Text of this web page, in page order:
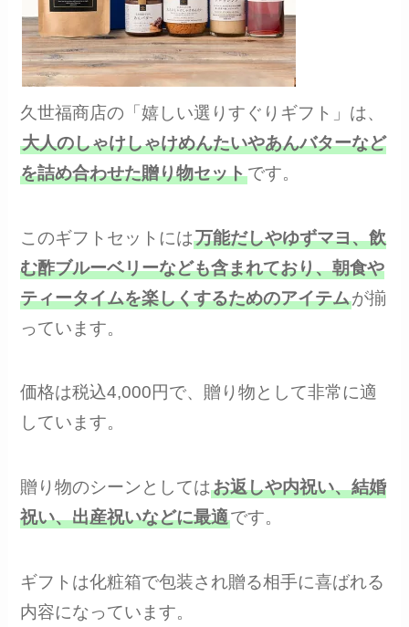
久世福商店の「嬉しい選りすぐりギフト」は、
大人のしゃけしゃけめんたいやあんバターなど
を詰め合わせた贈り物セットです。
このギフトセットには万能だしやゆずマヨ、飲
む酢ブルーベリーなども含まれており、朝食や
ティータイムを楽しくするためのアイテムが揃
っています。
価格は税込4,000円で、贈り物として非常に適
しています。
贈り物のシーンとしてはお返しや内祝い、結婚
祝い、出産祝いなどに最適です。
ギフトは化粧箱で包装され贈る相手に喜ばれる
内容になっています。